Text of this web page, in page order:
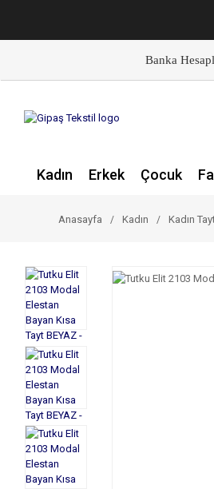
Banka
Kadın Erkek Çocuk
Anasayfa Kadın Kadın